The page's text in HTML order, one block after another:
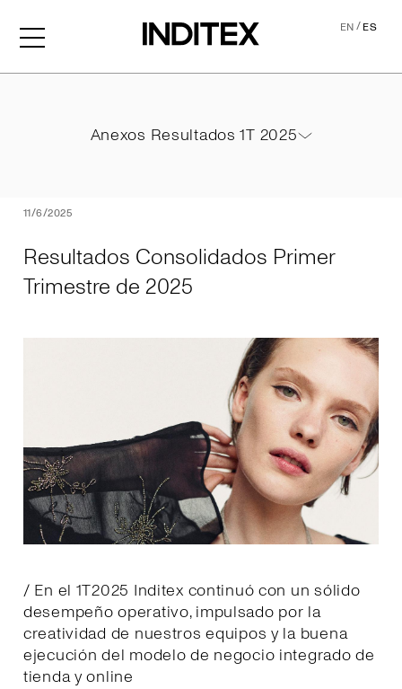
EN/ES
11/6/2025
Resultados Consolidados Primer
Trimestre de 2025
/ En el 1T2025 Inditex continuó con un sólido
desempeño operativo, impulsado por la
creatividad de nuestros equipos y la buena
ejecución del modelo de negocio integrado de
tienda y online
Anexos Resultados 1T 2025